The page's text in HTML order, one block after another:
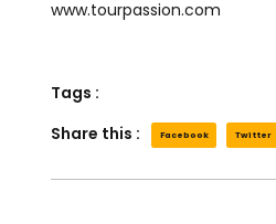
www.tourpassion.com
Tags :
Share this :
Facebook Twitter